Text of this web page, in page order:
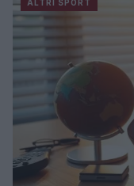
ALTRI SPORT